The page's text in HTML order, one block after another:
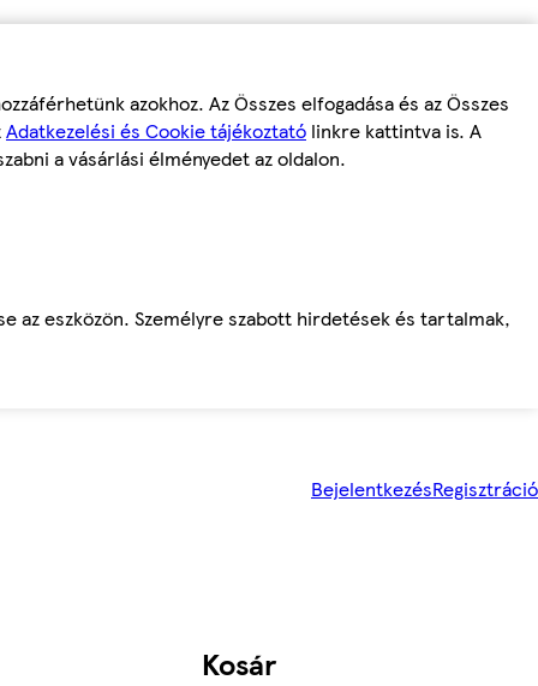
azokhoz. Az Összes elfogadása és az Összes
Adatkezelési és Cookie tájékoztató linkre kattintva is. A
a vásárlási élményedet az oldalon.
az eszközön. Személyre szabott hirdetések és tartalmak,
BejelentkezésRegisztráció
Kosár